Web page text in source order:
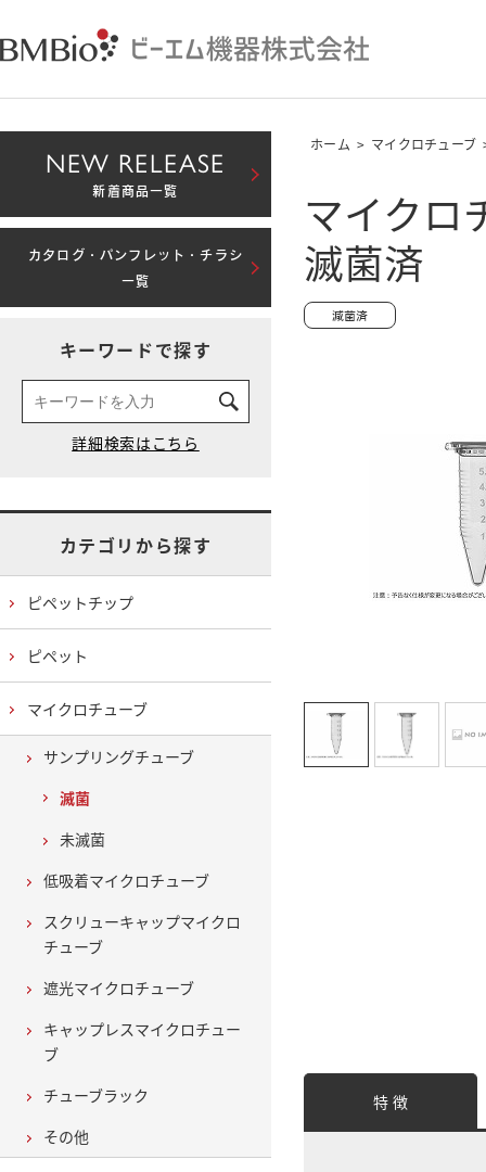
ホーム > マイクロチューブ
マイクロ
滅菌済
特 徴
NEW RELEASE
新着商品一覧
カタログ・パンフレット・チラシ
一覧
キーワードで探す
カテゴリから探す
ピペットチップ
ピペット
マイクロチューブ
サンプリングチューブ
滅菌
未滅菌
低吸着マイクロチューブ
スクリューキャップマイクロ
チューブ
遮光マイクロチューブ
キャップレスマイクロチュー
ブ
チューブラック
その他